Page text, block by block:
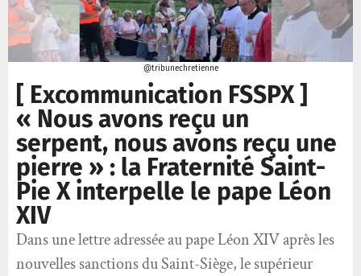
@tribunechretienne
[ Excommunication FSSPX ]
« Nous avons reçu un
serpent, nous avons reçu une
pierre » : la Fraternité Saint-
Pie X interpelle le pape Léon
XIV
Dans une lettre adressée au pape Léon XIV après les
nouvelles sanctions du Saint-Siège, le supérieur